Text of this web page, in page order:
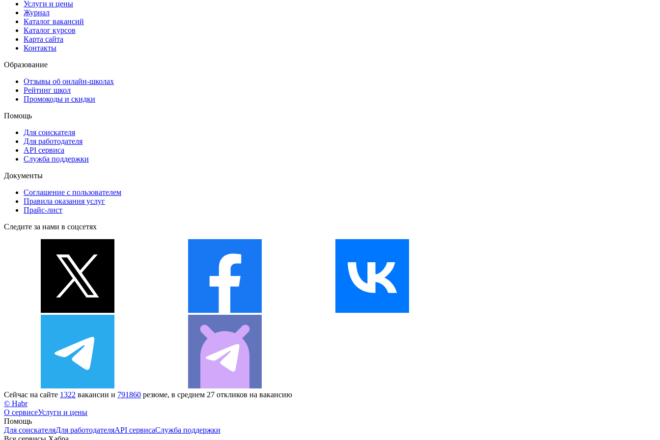
Услуги и цены
Журнал
Каталог вакансий
Каталог курсов
Карта сайта
Контакты
Образование
Отзывы об онлайн-школах
Рейтинг школ
Промокоды и скидки
Помощь
Для соискателя
Для работодателя
API сервиса
Служба поддержки
Документы
Соглашение с пользователем
Правила оказания услуг
Прайс-лист
Следите за нами в соцсетях
Сейчас на сайте 1322 вакансии и 791860 резюме, в среднем 27 откликов на вакансию
© Habr
О сервисеУслуги и цены
Помощь
Для соискателяДля работодателяAPI сервисаСлужба поддержки